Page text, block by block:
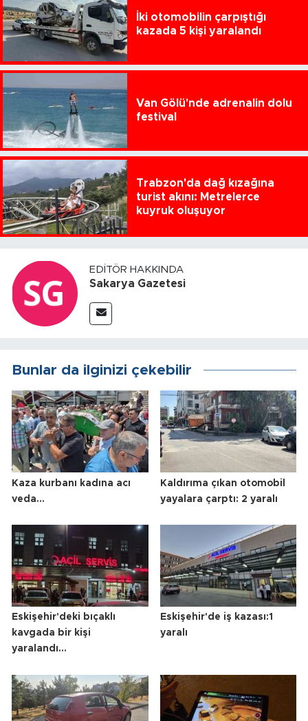
İki otomobilin çarpıştığı
kazada 5 kişi yaralandı
Van Gölü'nde adrenalin dolu
festival
Trabzon'da dağ kızağına
turist akını: Metrelerce
kuyruk oluşuyor
EDITÖR HAKKINDA
Sakarya Gazetesi
Bunlar da ilginizi çekebilir
Kaza kurbanı kadına acı
veda...
Kaldırıma çıkan otomobil
yayalara çarptı: 2 yaralı
Eskişehir'deki bıçaklı
kavgada bir kişi
yaralandı...
Eskişehir'de iş kazası:1
yaralı